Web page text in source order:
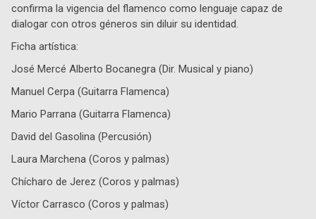
confirma la vigencia del flamenco como lenguaje capaz de
dialogar con otros géneros sin diluir su identidad.
Ficha artística:
José Mercé Alberto Bocanegra (Dir. Musical y piano)
Manuel Cerpa (Guitarra Flamenca)
Mario Parrana (Guitarra Flamenca)
David del Gasolina (Percusión)
Laura Marchena (Coros y palmas)
Chícharo de Jerez (Coros y palmas)
Víctor Carrasco (Coros y palmas)